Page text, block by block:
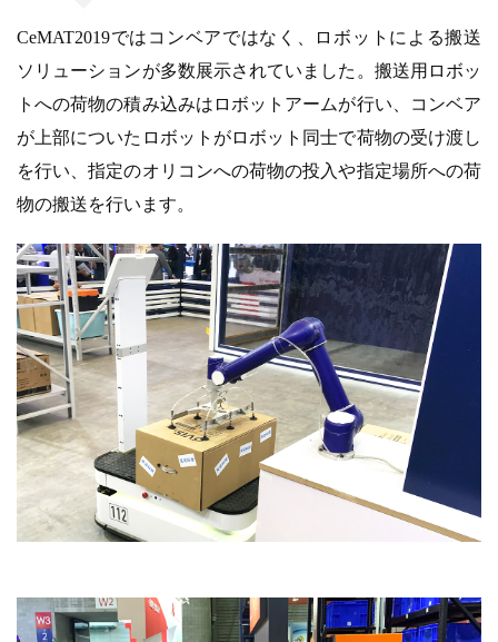
CeMAT2019ではコンベアではなく、ロボットによる搬送
ソリューションが多数展示されていました。搬送用ロボッ
トへの荷物の積み込みはロボットアームが行い、コンベア
が上部についたロボットがロボット同士で荷物の受け渡し
を行い、指定のオリコンへの荷物の投入や指定場所への荷
物の搬送を行います。